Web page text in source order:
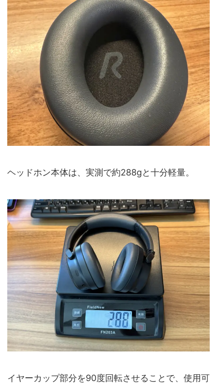
ヘッドホン本体は、実測で約288gと十分軽量。
イヤーカップ部分を90度回転させることで、使用可